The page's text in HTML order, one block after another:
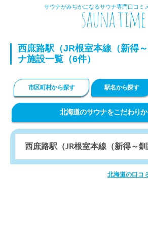
サウナがみぢかになるサウナ専門口コミ
西庶路駅（JR根室本線（新得
ナ施設一覧（6件）
市区町村から探す 駅名から探す
北海道のサウナをこだわり
北海道の口コ